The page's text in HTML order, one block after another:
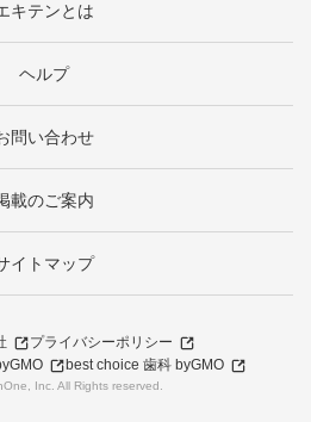
キテンとは
ヘルプ
問い合わせ
載のご案内
イトマップ
プライバシーポリシー
best choice 歯科 byGMO
Inc. All Rights reserved.